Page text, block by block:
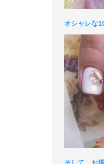
オシャレな
そして、お